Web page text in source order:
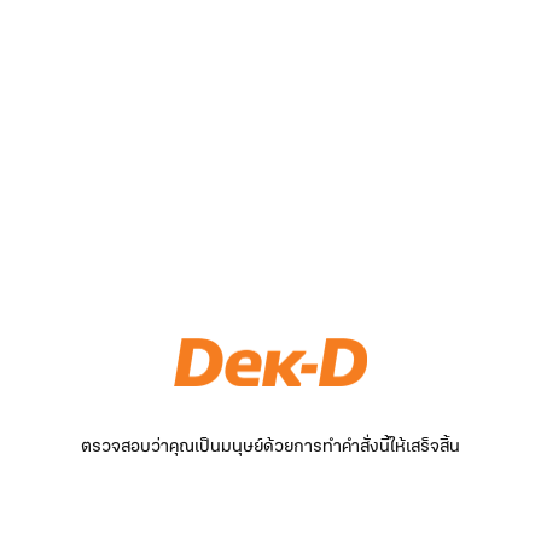
ตรวจสอบว่าคุณเป็นมนุษย์ด้วยการทำคำสั่งนี้ให้เสร็จสิ้น